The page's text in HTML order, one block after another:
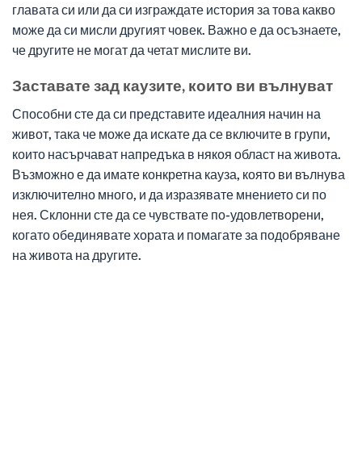
главата си или да си изграждате история за това какво
може да си мисли другият човек. Важно е да осъзнаете,
че другите не могат да четат мислите ви.
Заставате зад каузите, които ви вълнуват
Способни сте да си представите идеалния начин на
живот, така че може да искате да се включите в групи,
които насърчават напредъка в някоя област на живота.
Възможно е да имате конкретна кауза, която ви вълнува
изключително много, и да изразявате мнението си по
нея. Склонни сте да се чувствате по-удовлетворени,
когато обединявате хората и помагате за подобряване
на живота на другите.